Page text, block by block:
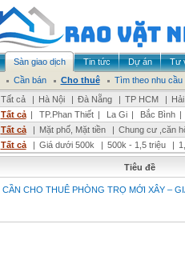
Sàn giao dịch Tin tức Dự án Tư
Cần bán
Cho thuê
Tìm theo nhu cầu
Tất cả
| Hà Nội | Đà Nẵng | TP HCM |
Tất cả | TP.Phan Thiết | La Gi | Bắc Bình |
Tất cả
| Mặt phố, Mặt tiền | Chung cư ,căn
Tất cả
| Giá dưới 500k | 500k - 1,5 triệu |
Tiêu đề
CẦN CHO THUÊ PHÒNG TRỌ MỚI XÂY –